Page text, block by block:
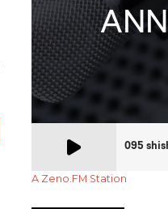
A Zeno.FM Station